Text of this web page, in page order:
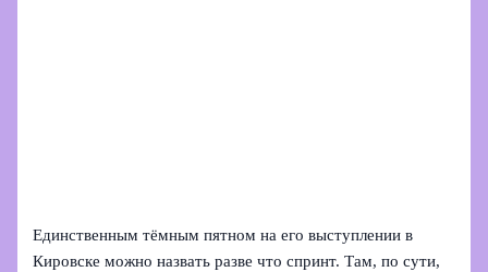
Единственным тёмным пятном на его выступлении в
Кировске можно назвать разве что спринт. Там, по сути,